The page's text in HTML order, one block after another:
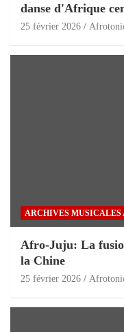
danse d'Afrique
25 février 2026
ARCHIVES MUSICALES
Afro-Juju: La
la Chine
25 février 2026